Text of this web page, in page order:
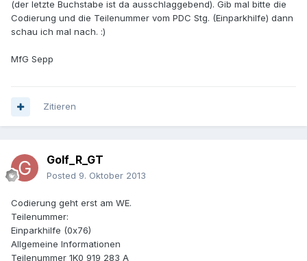
(der letzte Buchstabe ist da ausschlaggebend). Gib mal bitte die
Codierung und die Teilenummer vom PDC Stg. (Einparkhilfe) dann
schau ich mal nach. :)
MfG Sepp
Zitieren
Golf_R_GT
Posted 9. Oktober 2013
Codierung geht erst am WE.
Teilenummer:
Einparkhilfe (0x76)
Allgemeine Informationen
Teilenummer 1K0 919 283 A